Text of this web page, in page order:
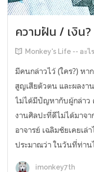
ความฝัน / เงิน?
Monkey's Life -- อะไ
มีคนกล่าวไว้ (ใคร?) หา
สูญเสียตัวตน และผลงา
ไม่ได้มีปัญหากับผู้กล่าว
งานศิลปะที่ดีไม่ได้มาจา
อาจารย์ เฉลิมชัยเคยเล่
ประมาณว่า ในวันที่ท่าน
imonkey7th